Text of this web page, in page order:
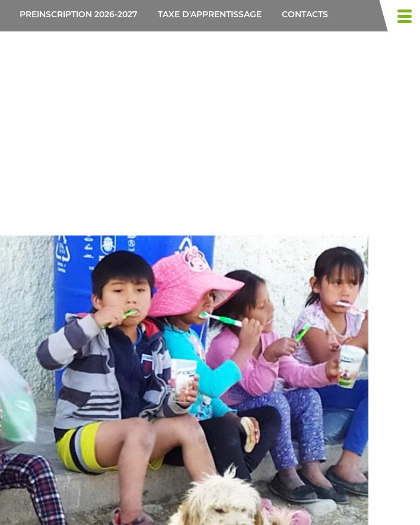
PREINSCRIPTION 2026-2027 TAXE D'APPRENTISSAGE CONTACTS